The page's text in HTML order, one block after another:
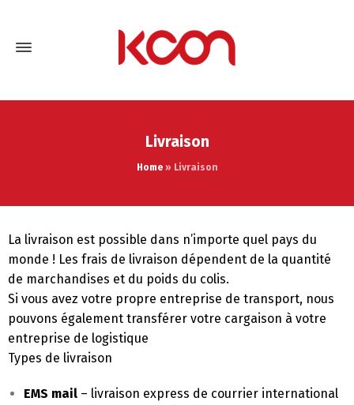
Livraison
Home» Livraison
La livraison est possible dans n’importe quel pays du
monde ! Les frais de livraison dépendent de la quantité
de marchandises et du poids du colis.
Si vous avez votre propre entreprise de transport, nous
pouvons également transférer votre cargaison à votre
entreprise de logistique
Types de livraison
EMS mail – livraison express de courrier international